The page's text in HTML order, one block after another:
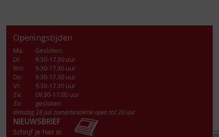
Openingstijden
Ma:
Gesloten
Di:
9.30-17.30 uur
Wo:
9.30-17.30 uur
Do:
9.30-17.30 uur
Vr:
9.30-17.30 uur
Za:
09.30-17.00 uur
Zo:
gesloten
dinsdag 28 juli zomerbraderie open tot 20 uur
NIEUWSBRIEF
Schrijf je hier in